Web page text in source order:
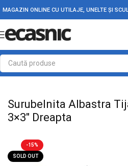
MAGAZIN ONLINE CU UTILAJE, UNELTE ȘI
Prima pagină Scule - Unelte Surubelnite
Surubelnita Albastra
3×3" Dreapta
-15%
SOLD OUT